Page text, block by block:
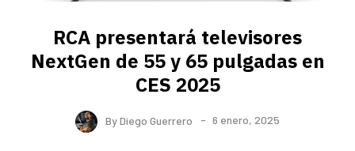
RCA presentará televisores
NextGen de 55 y 65 pulgadas en
CES 2025
ByDiego Guerrero 6 enero, 2025